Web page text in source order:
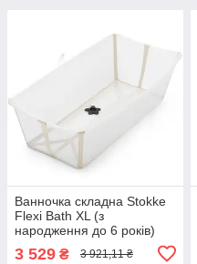
Ванночка складна Stokke
Flexi Bath XL (з
народження до 6 років)
3 529 ₴ 3 921,11 ₴